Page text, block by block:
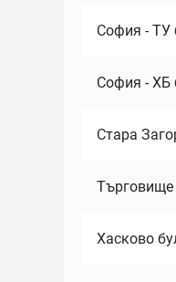
София - ТУ
София - ХБ
Стара
Търговище
Хасково